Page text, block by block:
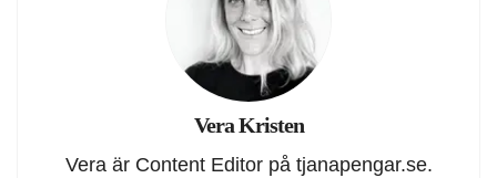
Vera Kristen
Vera är Content Editor på tjanapengar.se.